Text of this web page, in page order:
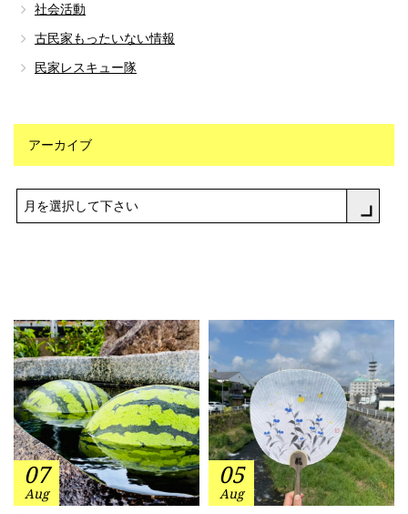
社会活動
古民家もったいない情報
民家レスキュー隊
アーカイブ
月を選択して下さい
07
Aug
05
Aug